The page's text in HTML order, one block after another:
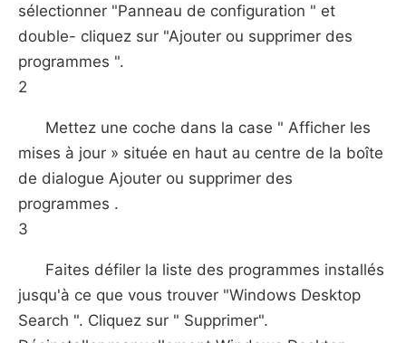
sélectionner "Panneau de configuration " et
double- cliquez sur "Ajouter ou supprimer des
programmes ".
2
Mettez une coche dans la case " Afficher les
mises à jour » située en haut au centre de la boîte
de dialogue Ajouter ou supprimer des
programmes .
3
Faites défiler la liste des programmes installés
jusqu'à ce que vous trouver "Windows Desktop
Search ". Cliquez sur " Supprimer".